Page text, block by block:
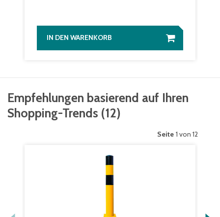
IN DEN WARENKORB
Empfehlungen basierend auf Ihren
Shopping-Trends (12)
Seite 1 von 12